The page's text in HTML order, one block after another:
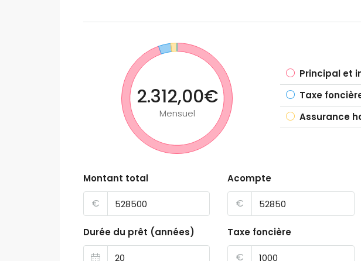
2.312,00€
Mensuel
Principal et
Taxe
Assurance
Montant total
€
Acompte
€
Durée du prêt (années) Taxe foncière
€